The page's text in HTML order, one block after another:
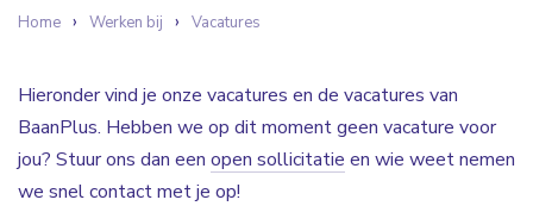
Home Werken bij Vacatures
Hieronder vind je onze vacatures en de vacatures van
BaanPlus. Hebben we op dit moment geen vacature voor
jou? Stuur ons dan een open sollicitatie en wie weet nemen
we snel contact met je op!